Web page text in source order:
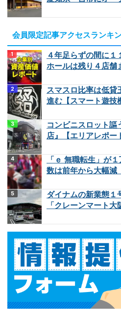
会員限定記事アクセスランキ
４年足らずの間に
ホールは残り４店
スマスロ比率は低貸
進む【スマート遊
コンビニスロット謳
店』【エリアレポ
「ｅ 無職転生」が
数は前年から大幅減
ダイナムの新業態１
「クレーンマート